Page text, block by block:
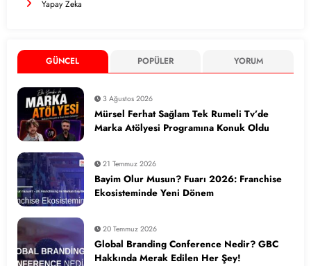
Yapay Zeka
GÜNCEL POPÜLER YORUM
3 Ağustos 2026
Mürsel Ferhat Sağlam Tek Rumeli Tv’de
Marka Atölyesi Programına Konuk Oldu
21 Temmuz 2026
Bayim Olur Musun? Fuarı 2026: Franchise
Ekosisteminde Yeni Dönem
20 Temmuz 2026
Global Branding Conference Nedir? GBC
Hakkında Merak Edilen Her Şey!